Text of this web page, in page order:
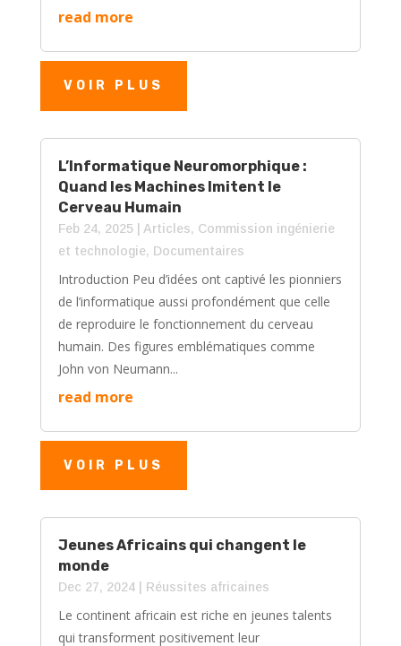
read more
VOIR PLUS
L’Informatique Neuromorphique :
Quand les Machines Imitent le
Cerveau Humain
Feb 24, 2025| Articles, Commission ingénierie
et technologie, Documentaires
Introduction Peu d’idées ont captivé les pionniers
de l’informatique aussi profondément que celle
de reproduire le fonctionnement du cerveau
humain. Des figures emblématiques comme
John von Neumann...
read more
VOIR PLUS
Jeunes Africains qui changent le
monde
Dec 27, 2024| ⁠Réussites africaines
Le continent africain est riche en jeunes talents
qui transforment positivement leur